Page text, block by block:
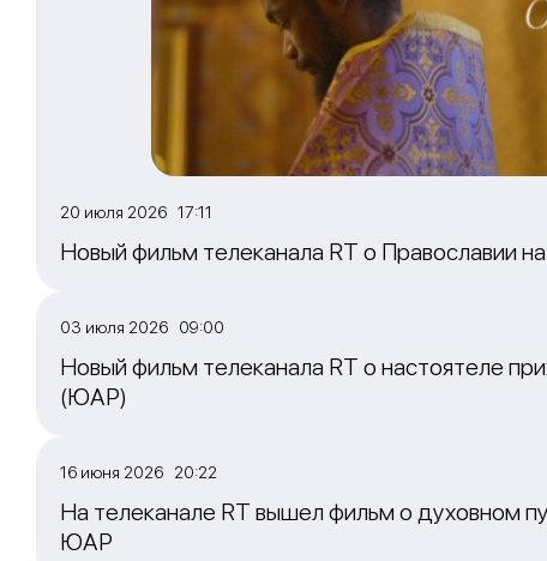
20 июля 2026 17:11
Новый фильм телеканала RT о Православии
03 июля 2026 09:00
Новый фильм телеканала RT о настоятеле
(ЮАР)
16 июня 2026 20:22
На телеканале RT вышел фильм о духовном
ЮАР